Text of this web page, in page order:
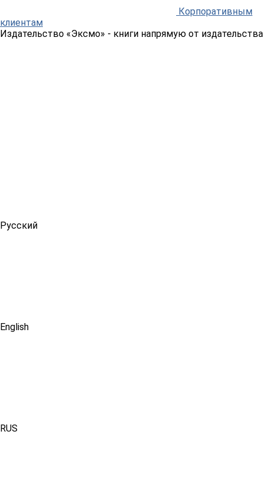
Корпоративным
клиентам
Издательство «Эксмо» - книги напрямую от издательства
Русский
English
RUS